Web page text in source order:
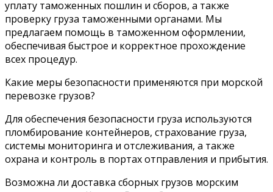
уплату таможенных пошлин и сборов, а также
проверку груза таможенными органами. Мы
предлагаем помощь в таможенном оформлении,
обеспечивая быстрое и корректное прохождение
всех процедур.
Какие меры безопасности применяются при морской
перевозке грузов?
Для обеспечения безопасности груза используются
пломбирование контейнеров, страхование груза,
системы мониторинга и отслеживания, а также
охрана и контроль в портах отправления и прибытия.
Возможна ли доставка сборных грузов морским